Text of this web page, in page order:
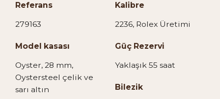
Referans
279163
Model kasası
Oyster, 28 mm,
Oystersteel çelik ve
sarı altın
Kalibre
2236, Rolex Üretimi
Güç Rezervi
Yaklaşık 55 saat
Bilezik